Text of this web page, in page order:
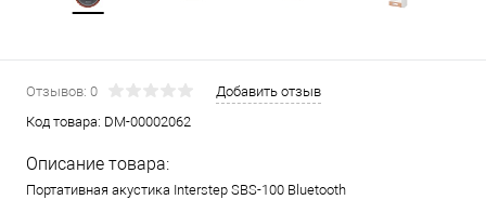
Отзывов: 0
Добавить отзыв
Код товара: DM-00002062
Описание товара:
Портативная акустика Interstep SBS-100 Bluetooth